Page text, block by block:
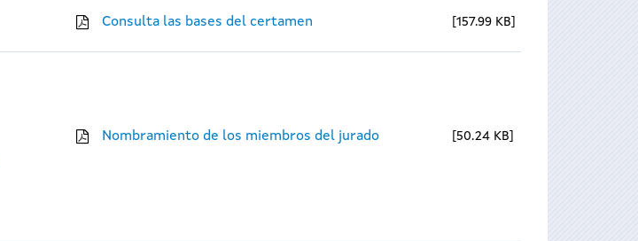
Consulta las bases del certamen 157.99 KB
Nombramiento de los miembros del jurado 50.24 KB